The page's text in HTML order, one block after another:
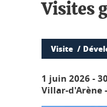
Visites
Visite
1 juin 2026 -
Villar-d'Arène